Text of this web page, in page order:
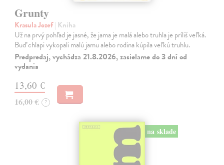
Grunty
Krasula Jozef| Kniha
Už na prvý pohľad je jasné, že jama je malá alebo truhla je príliš veľká.
Buď chlapi vykopali malú jamu alebo rodina kúpila veľkú truhlu.
Predpredaj, vychádza 21.8.2026, zasielame do 3 dní od
vydania
13,60 €
16,00 € ?
na sklade